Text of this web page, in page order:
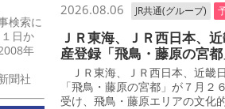
検索に
日か
年
社
2026.08.06 JR共通(グループ)
ＪＲ東海、ＪＲ西日本、
産登録「飛鳥・藤原の宮
ＪＲ東海、ＪＲ西日本、近畿
「飛鳥・藤原の宮都」が７月
受け、飛鳥・藤原エリアの文化